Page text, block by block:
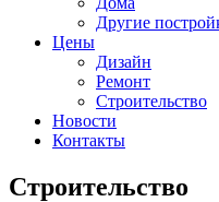
Другие
Цены
Дизайн
Ремонт
Строительство
Новости
Контакты
Строительство